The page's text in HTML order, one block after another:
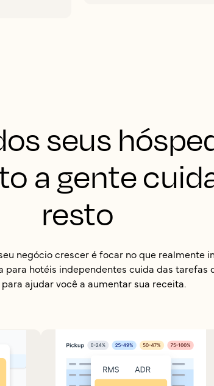
seus
a gente
resto
negócio crescer é focar no que realmente
para hotéis independentes cuida das tarefas
ajudar você a aumentar sua receita.